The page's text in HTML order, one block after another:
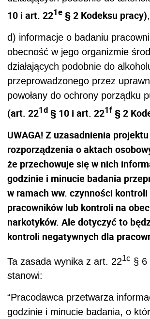
10 i art. 221e § 2 Kodeksu pracy),
d) informacje o badaniu
obecność w jego organizmie
działających podobnie do
przeprowadzonego przez
powołany do ochrony porządku
(art. 221d § 10 i art. 221f § 2
UWAGA! Z uzasadnienia
rozporządzenia o aktach
że przechowuje się w nich
godzinie i minucie badania
w ramach ww. czynności
pracowników lub kontroli na
narkotyków. Ale dotyczyć to
kontroli negatywnych dla
Ta zasada wynika z art. 221c § 6
stanowi:
“Pracodawca przetwarza
godzinie i minucie badania, o